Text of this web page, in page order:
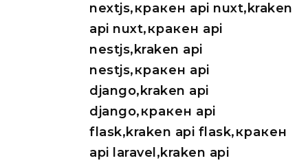
nextjs,кракен api nuxt,kraken
api nuxt,кракен api
nestjs,kraken api
nestjs,кракен api
django,kraken api
django,кракен api
flask,kraken api flask,кракен
api laravel,kraken api